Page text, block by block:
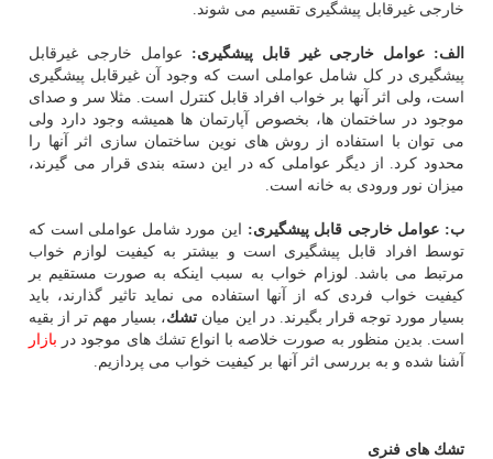
خارجی غیرقابل پیشگیری تقسیم می شوند.
الف: عوامل خارجی غیر قابل پیشگیری: عوامل خارجی غیرقابل
پیشگیری در كل شامل عواملی است كه وجود آن غیرقابل پیشگیری
است، ولی اثر آنها بر خواب افراد قابل كنترل است. مثلا سر و صدای
موجود در ساختمان ها، بخصوص آپارتمان ها همیشه وجود دارد ولی
می توان با استفاده از روش های نوین ساختمان سازی اثر آنها را
محدود كرد. از دیگر عواملی كه در این دسته بندی قرار می گیرند،
میزان نور ورودی به خانه است.
ب: عوامل خارجی قابل پیشگیری:
این مورد شامل عواملی است كه
توسط افراد قابل پیشگیری است و بیشتر به كیفیت لوازم خواب
مرتبط می باشد. لوزام خواب به سبب اینكه به صورت مستقیم بر
كیفیت خواب فردی كه از آنها استفاده می نماید تاثیر گذارند، باید
بسیار مورد توجه قرار بگیرند. در این میان تشك، بسیار مهم تر از بقیه
است. بدین منظور به صورت خلاصه با انواع تشك های موجود در بازار
آشنا شده و به بررسی اثر آنها بر كیفیت خواب می پردازیم.
تشك های فنری